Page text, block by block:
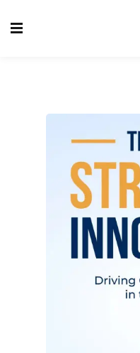
انشاء حساب
تسجيل دخول
تواصل معنا
Lost your password?